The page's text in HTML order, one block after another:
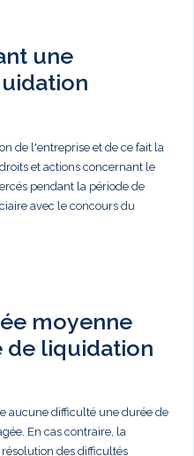
une
de l'entreprise et de ce fait la
et actions concernant le
pendant la période de
avec le concours du
moyenne
de liquidation
aucune difficulté une durée de
En cas contraire, la
des difficultés